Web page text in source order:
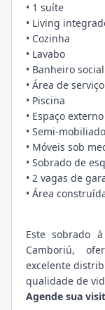
• 1 suíte
• Living
• Cozinha
• Lavabo
• Banheiro social
• Área de serviço
• Piscina
• Espaço
• Semi-mobiliado
• Móveis sob
• Sobrado de
• 2 vagas de
• Área
Este sobrado
Camboriú,
excelente
qualidade de
Agende sua